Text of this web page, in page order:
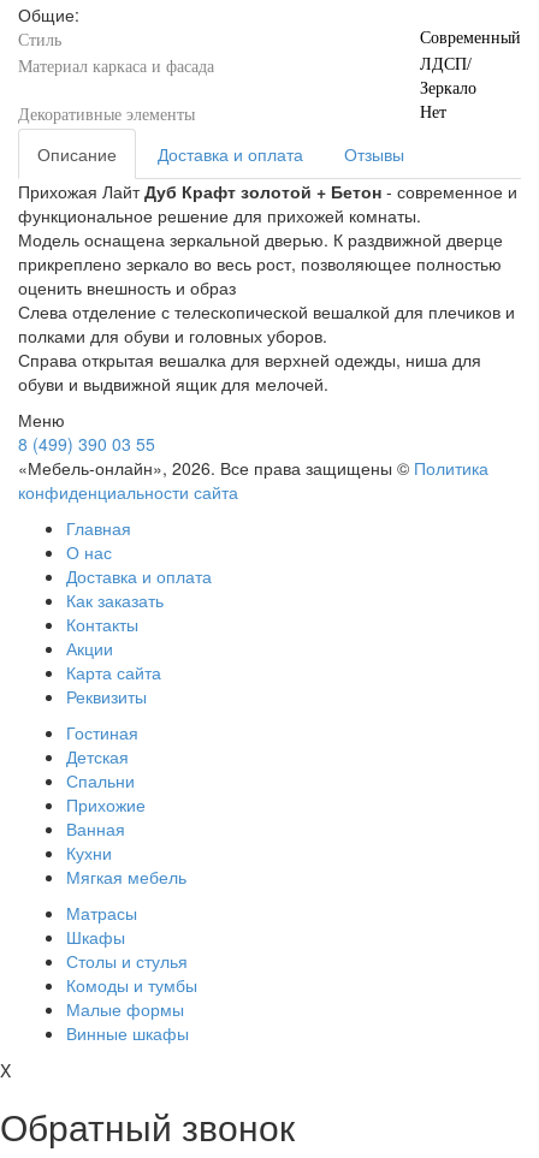
Общие:
Стиль
Современный
Материал каркаса и фасада
ЛДСП/
Зеркало
Декоративные элементы
Нет
Описание Доставка и оплата
Отзывы
Прихожая ЛайтДуб Крафт золотой + Бетон - современное и
функциональное решение для прихожей комнаты.
Модель оснащена зеркальной дверью. К раздвижной дверце
прикреплено зеркало во весь рост, позволяющее полностью
оценить внешность и образ
Слева отделение с телескопической вешалкой для плечиков и
полками для обуви и головных уборов.
Справа открытая вешалка для верхней одежды, ниша для
обуви и выдвижной ящик для мелочей.
Меню
8 (499) 390 03 55
«Мебель-онлайн», 2026. Все права защищены © Политика
конфиденциальности сайта
Главная
О нас
Доставка и оплата
Как заказать
Контакты
Акции
Карта сайта
Реквизиты
Гостиная
Детская
Спальни
Прихожие
Ванная
Кухни
Мягкая мебель
Матрасы
Шкафы
Столы и стулья
Комоды и тумбы
Малые формы
Винные шкафы
X
Обратный звонок